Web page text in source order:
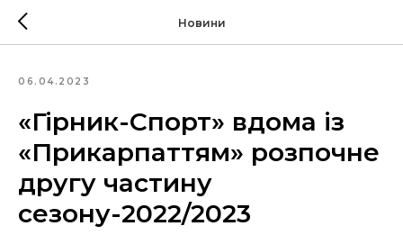
Новини
06.04.2023
«Гірник-Спорт» вдома із
«Прикарпаттям» розпочне
другу частину
сезону-2022/2023